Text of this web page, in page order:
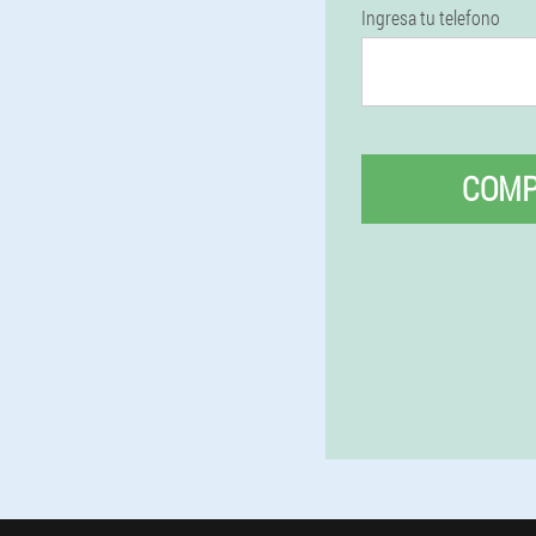
Ingresa tu telefono